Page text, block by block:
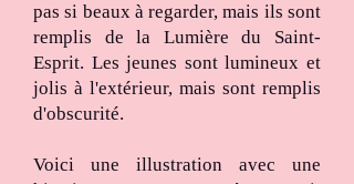
pas si beaux à regarder, mais ils sont
remplis de la Lumière du Saint-
Esprit. Les jeunes sont lumineux et
jolis à l'extérieur, mais sont remplis
d'obscurité.
Voici une illustration avec une